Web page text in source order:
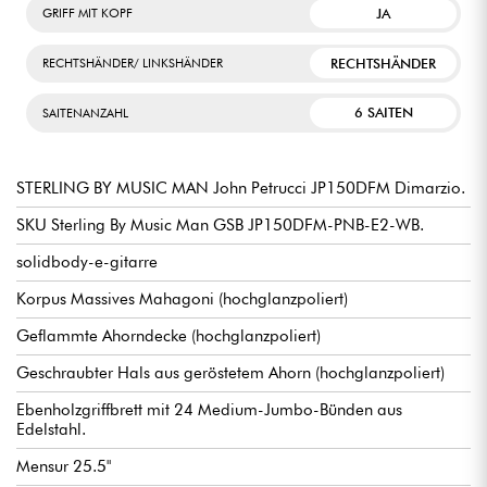
GRIFF MIT KOPF JA
RECHTSHÄNDER/ LINKSHÄNDER RECHTSHÄNDER
SAITENANZAHL 6 SAITEN
STERLING BY MUSIC MAN John Petrucci JP150DFM Dimarzio.
SKU Sterling By Music Man GSB JP150DFM-PNB-E2-WB.
solidbody-e-gitarre
Korpus Massives Mahagoni (hochglanzpoliert)
Geflammte Ahorndecke (hochglanzpoliert)
Geschraubter Hals aus geröstetem Ahorn (hochglanzpoliert)
Ebenholzgriffbrett mit 24 Medium-Jumbo-Bünden aus
Edelstahl.
Mensur 25.5"